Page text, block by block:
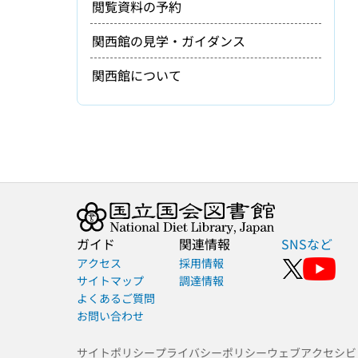
閲覧資料の予約
関西館の見学・ガイダンス
関西館について
ガイド
アクセス
サイトマップ
よくあるご質問
お問い合わせ
関連情報
採用情報
調達情報
SNSなど
サイトポリシープライバシーポリシーウェブアクセシ